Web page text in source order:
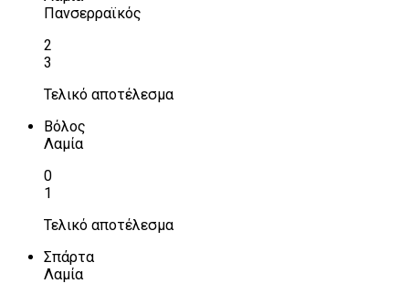
Πανσερραϊκός
2
3
Τελικό αποτέλεσμα
Βόλος
Λαμία
0
1
Τελικό αποτέλεσμα
Σπάρτα
Λαμία